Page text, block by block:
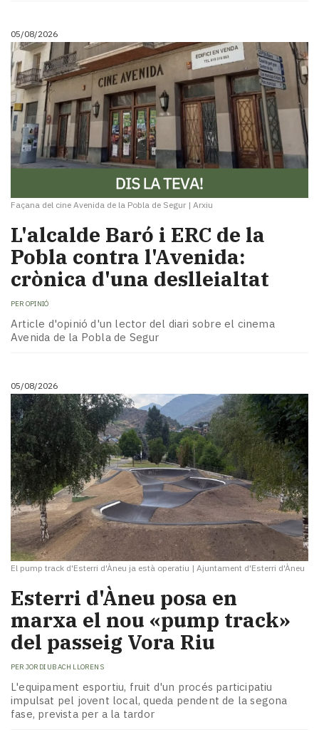
05/08/2026
Façana del cine Avenida de la Pobla de Segur | Arxiu
L'alcalde Baró i ERC de la
Pobla contra l'Avenida:
crònica d'una deslleialtat
PER OPINIÓ
Article d'opinió d'un lector del diari sobre el cinema
Avenida de la Pobla de Segur
05/08/2026
El pump track d'Esterri d'Àneu ja està operatiu | Ajuntament d'Esterri d'Àneu
Esterri d'Àneu posa en
marxa el nou «pump track»
del passeig Vora Riu
PER JORDI UBACH LLORENS
L'equipament esportiu, fruit d'un procés participatiu
impulsat pel jovent local, queda pendent de la segona
fase, prevista per a la tardor